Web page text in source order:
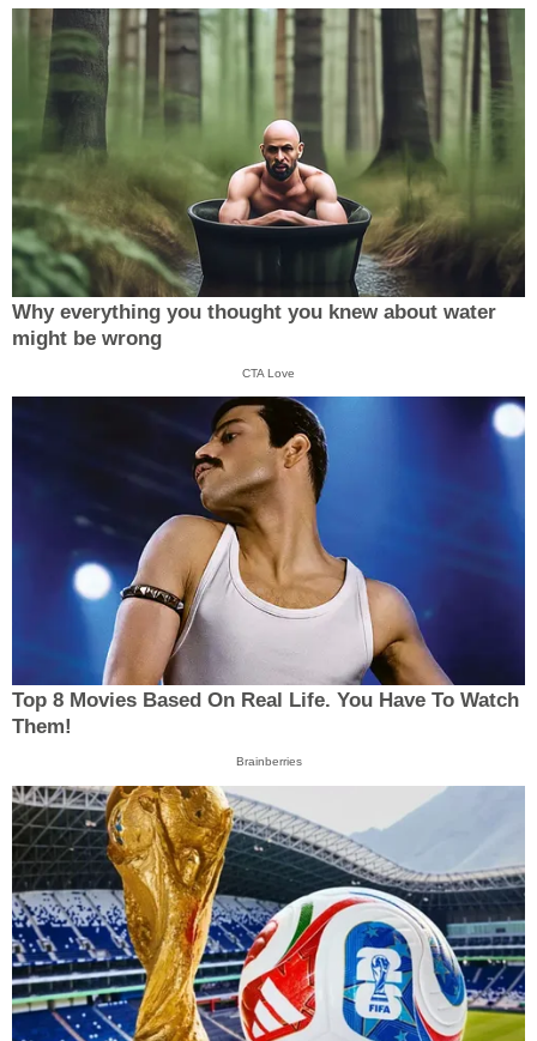
Why everything you thought you knew about water
might be wrong
CTA Love
Top 8 Movies Based On Real Life. You Have To Watch
Them!
Brainberries